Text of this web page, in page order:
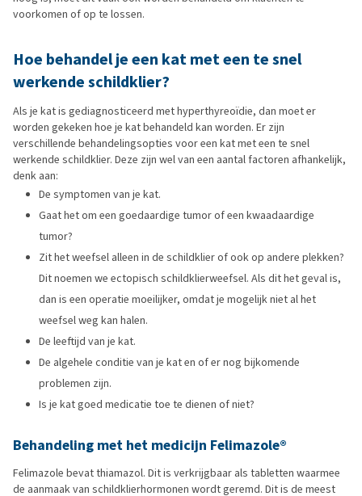
voorkomen of op te lossen.
Hoe behandel je een kat met een te snel
werkende schildklier?
Als je kat is gediagnosticeerd met hyperthyreoïdie, dan moet er
worden gekeken hoe je kat behandeld kan worden. Er zijn
verschillende behandelingsopties voor een kat met een te snel
werkende schildklier. Deze zijn wel van een aantal factoren afhankelijk,
denk aan:
De symptomen van je kat.
Gaat het om een goedaardige tumor of een kwaadaardige
tumor?
Zit het weefsel alleen in de schildklier of ook op andere plekken?
Dit noemen we ectopisch schildklierweefsel. Als dit het geval is,
dan is een operatie moeilijker, omdat je mogelijk niet al het
weefsel weg kan halen.
De leeftijd van je kat.
De algehele conditie van je kat en of er nog bijkomende
problemen zijn.
Is je kat goed medicatie toe te dienen of niet?
Behandeling met het medicijn Felimazole®
Felimazole bevat thiamazol. Dit is verkrijgbaar als tabletten waarmee
de aanmaak van schildklierhormonen wordt geremd. Dit is de meest